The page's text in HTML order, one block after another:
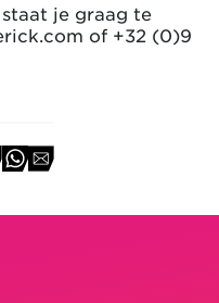
staat je graag te
of +32 (0)9